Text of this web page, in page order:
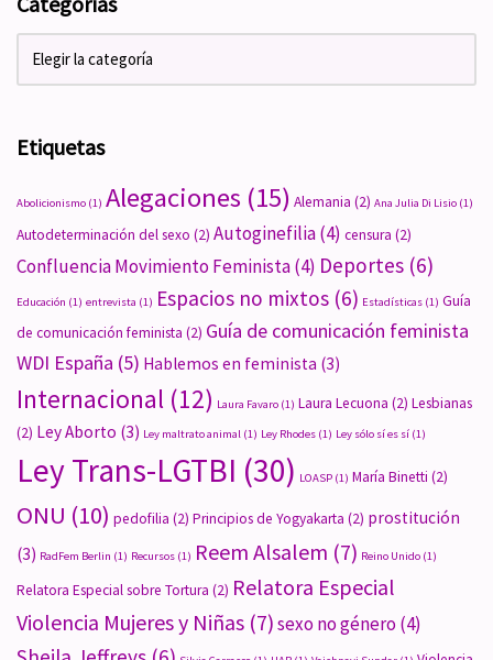
Etiquetas
Abolicionismo (1) Alegaciones (15) Alemania (2) Ana Julia Di Lisio (1)
Autodeterminación del sexo (2) Autoginefilia(4) censura (2)
Confluencia Movimiento Feminista(4) Deportes (6)
Educación (1) entrevista (1) Espacios no mixtos (6) Estadísticas (1) Guía
de comunicación feminista (2) Guía de comunicación feminista
WDI España (5) Hablemos en feminista (3)
Internacional (12) Laura Favaro (1) Laura Lecuona (2) Lesbianas
(2) Ley Aborto (3) Ley maltrato animal (1) Ley Rhodes (1) Ley sólo sí es sí (1)
Ley Trans-LGTBI (30) LOASP (1) María Binetti (2)
ONU (10) pedofilia (2) Principios de Yogyakarta (2) prostitución
(3) RadFem Berlin (1) Recursos (1) Reem Alsalem (7) Reino Unido (1)
Relatora Especial sobre Tortura (2) Relatora Especial
Violencia Mujeres y Niñas (7)sexo no género(4)